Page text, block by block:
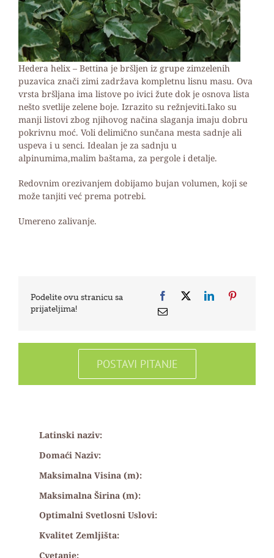
Hedera helix – Bettina je bršljen iz grupe zimzelenih
puzavica znači zimi zadržava kompletnu lisnu masu. Ova
vrsta bršljana ima listove po ivici žute dok je osnova lista
nešto svetlije zelene boje. Izrazito su režnjeviti.Iako su
manji listovi zbog njihovog načina slaganja imaju dobru
pokrivnu moć. Voli delimično sunčana mesta sadnje ali
uspeva i u senci. Idealan je za sadnju u
alpinumima,malim baštama, za pergole i detalje.
Redovnim orezivanjem dobijamo bujan volumen, koji se
može tanjiti već prema potrebi.
Umereno zalivanje.
Podelite ovu stranicu sa
prijateljima!
POSTAVI PITANJE
Latinski naziv:
Domaći Naziv:
Maksimalna Visina (m):
Maksimalna Širina (m):
Optimalni Svetlosni Uslovi:
Kvalitet Zemljišta:
Cvetanje: